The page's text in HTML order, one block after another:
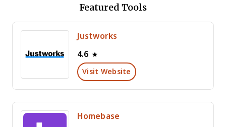
Featured Tools
Justworks
4.6
Visit Website
Homebase